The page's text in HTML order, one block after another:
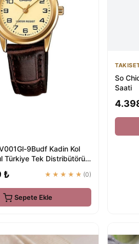
9Budf Kadin Kol
Türkiye Tek Distribütörü
₺ ★★★★★ (0)
Sepete Ekle
So
Saati